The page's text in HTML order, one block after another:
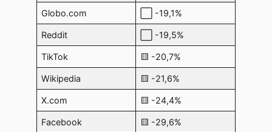
Globo.com ⬜ -19,1%
Reddit ⬜ -19,5%
TikTok 🟨 -20,7%
Wikipedia 🟨 -21,6%
X.com 🟨 -24,4%
Facebook 🟨 -29,6%